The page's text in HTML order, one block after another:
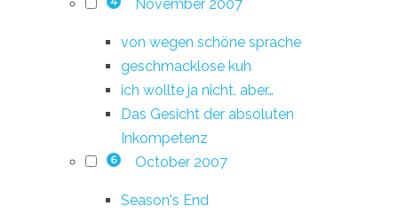
November 2007
von wegen schöne sprache
geschmacklose kuh
ich wollte ja nicht, aber…
Das Gesicht der absoluten
Inkompetenz
6 October 2007
Season's End